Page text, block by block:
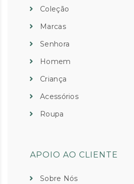
Coleção
Marcas
Senhora
Homem
Criança
Acessórios
Roupa
APOIO AO CLIENTE
Sobre Nós